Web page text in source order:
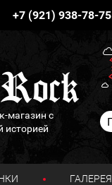
+7 (921) 938-78-75
магазин с
историей
ГАЛЕРЕЯ